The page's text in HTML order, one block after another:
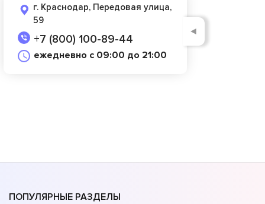
г. Краснодар, Передовая улица,
59
+7 (800) 100-89-44
ежедневно с 09:00 до 21:00
◄
ПОПУЛЯРНЫЕ РАЗДЕЛЫ